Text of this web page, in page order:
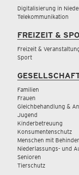
Digitalisierung in
Telekommunikation
FREIZEIT &
Freizeit &
Sport
Familien
Frauen
Gleichbehandlung &
Jugend
Kinderbetreuung
Konsumentenschutz
Menschen mit
Niederlassungs- und
Senioren
Tierschutz